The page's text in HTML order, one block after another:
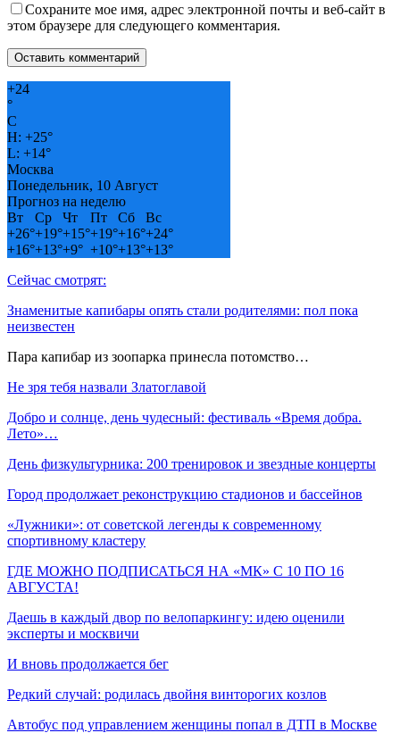
Сохраните мое имя, адрес электронной почты и веб-сайт в
этом браузере для следующего комментария.
+24
°
C
H: +25°
L: +14°
Москва
Понедельник, 10 Август
Прогноз на неделю
Вт
Ср Чт Пт Сб
Вс
+26°+19°+15°+19°+16°+24°
+16°+13°+9° +10°+13°+13°
Сейчас смотрят:
Знаменитые капибары опять стали родителями: пол пока
неизвестен
Пара капибар из зоопарка принесла потомство…
Не зря тебя назвали Златоглавой
Добро и солнце, день чудесный: фестиваль «Время добра.
Лето»…
День физкультурника: 200 тренировок и звездные концерты
Город продолжает реконструкцию стадионов и бассейнов
«Лужники»: от советской легенды к современному
спортивному кластеру
ГДЕ МОЖНО ПОДПИСАТЬСЯ НА «МК» С 10 ПО 16
АВГУСТА!
Даешь в каждый двор по велопаркингу: идею оценили
эксперты и москвичи
И вновь продолжается бег
Редкий случай: родилась двойня винторогих козлов
Автобус под управлением женщины попал в ДТП в Москве